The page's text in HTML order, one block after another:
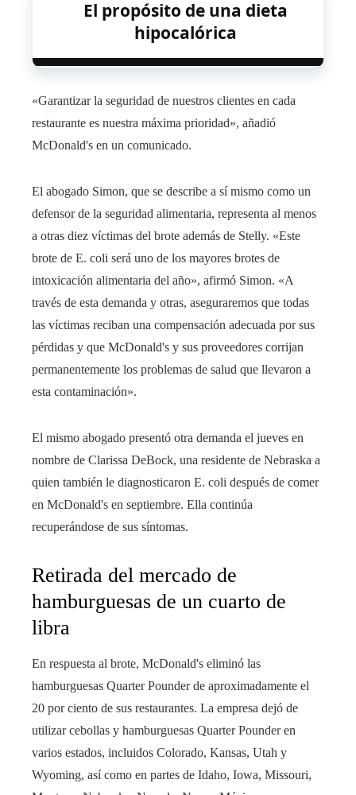
El propósito de una dieta
hipocalórica
«Garantizar la seguridad de nuestros clientes en cada
restaurante es nuestra máxima prioridad», añadió
McDonald's en un comunicado.
El abogado Simon, que se describe a sí mismo como un
defensor de la seguridad alimentaria, representa al menos
a otras diez víctimas del brote además de Stelly. «Este
brote de E. coli será uno de los mayores brotes de
intoxicación alimentaria del año», afirmó Simon. «A
través de esta demanda y otras, aseguraremos que todas
las víctimas reciban una compensación adecuada por sus
pérdidas y que McDonald's y sus proveedores corrijan
permanentemente los problemas de salud que llevaron a
esta contaminación».
El mismo abogado presentó otra demanda el jueves en
nombre de Clarissa DeBock, una residente de Nebraska a
quien también le diagnosticaron E. coli después de comer
en McDonald's en septiembre. Ella continúa
recuperándose de sus síntomas.
Retirada del mercado de
hamburguesas de un cuarto de
libra
En respuesta al brote, McDonald's eliminó las
hamburguesas Quarter Pounder de aproximadamente el
20 por ciento de sus restaurantes. La empresa dejó de
utilizar cebollas y hamburguesas Quarter Pounder en
varios estados, incluidos Colorado, Kansas, Utah y
Wyoming, así como en partes de Idaho, Iowa, Missouri,